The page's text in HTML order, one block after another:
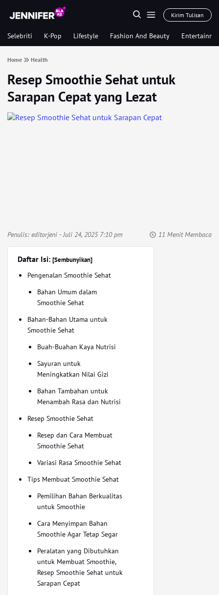
Kirim Tulisan
Selebriti K-Pop Lifestyle Fashion And Beauty
Home Health
Resep Smoothie Sehat untuk
Sarapan Cepat yang Lezat
Penulis: editorjeni - Juli 24, 2025 7:10 pm 11 Menit Membaca
Daftar Isi: [Sembunyikan]
Pengenalan Smoothie Sehat
Bahan Umum dalam
Smoothie Sehat
Bahan-Bahan Utama untuk
Smoothie Sehat
Buah-Buahan Kaya Nutrisi
Sayuran untuk
Meningkatkan Nilai Gizi
Bahan Tambahan untuk
Menambah Rasa dan Nutrisi
Resep Smoothie Sehat
Resep dan Cara Membuat
Smoothie Sehat
Variasi Rasa Smoothie Sehat
Tips Membuat Smoothie Sehat
Pemilihan Bahan Berkualitas
untuk Smoothie
Cara Menyimpan Bahan
Smoothie Agar Tetap Segar
Peralatan yang Dibutuhkan
untuk Membuat Smoothie,
Resep Smoothie Sehat untuk
Sarapan Cepat